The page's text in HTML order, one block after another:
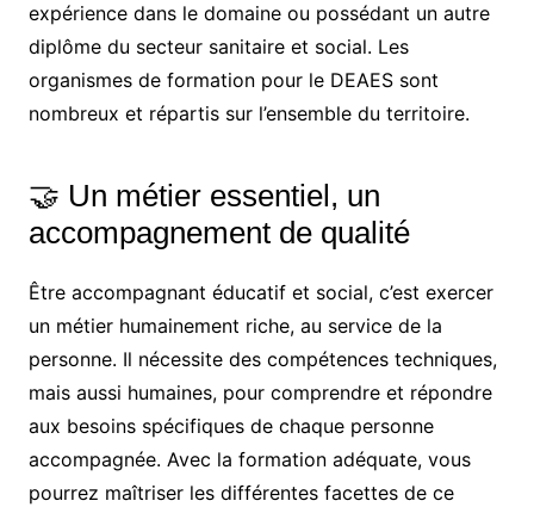
expérience dans le domaine ou possédant un autre
diplôme du secteur sanitaire et social. Les
organismes de formation pour le DEAES sont
nombreux et répartis sur l’ensemble du territoire.
🤝 Un métier essentiel, un
accompagnement de qualité
Être accompagnant éducatif et social, c’est exercer
un métier humainement riche, au service de la
personne. Il nécessite des compétences techniques,
mais aussi humaines, pour comprendre et répondre
aux besoins spécifiques de chaque personne
accompagnée. Avec la formation adéquate, vous
pourrez maîtriser les différentes facettes de ce